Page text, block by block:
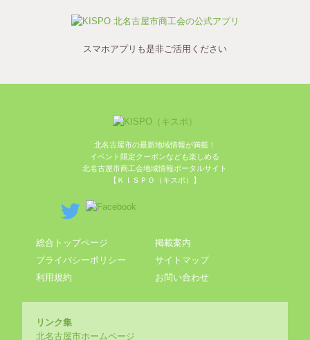
スマホアプリも是非ご活用ください
北名古屋市の最新地域情報が満載！
イベント限定クーポンなども楽しめる
北名古屋市商工会地域情報ポータルサイト
【ＫＩＳＰＯ（キスポ）】
総合トップページ
掲載案内
プライバシーポリシー
サイトマップ
利用規約
お問い合わせ
リンク集
北名古屋市ホームページ